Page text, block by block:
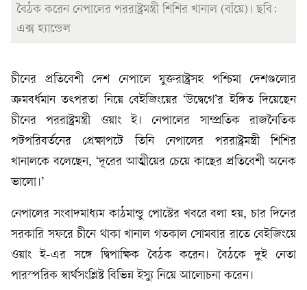
বৈঠক করেন নেপালের পররাষ্ট্রমন্ত্রী শিশির খানাল (বাঁয়ে)। ছবি:
এক্স হ্যান্ডেল
চীনের প্রতিবেশী দেশ নেপালে যুক্তরাষ্ট্রসহ পশ্চিমা দেশগুলোর
ক্রমবর্ধমান তৎপরতা নিয়ে বেইজিংয়ের ‘উদ্বেগে’র ইঙ্গিত দিয়েছেন
চীনের পররাষ্ট্রমন্ত্রী ওয়াং ই। নেপালের সাম্প্রতিক রাজনৈতিক
পটপরিবর্তনের প্রেক্ষাপটে তিনি নেপালের পররাষ্ট্রমন্ত্রী শিশির
খানালকে বলেছেন, ‘দূরের আত্মীয়ের চেয়ে কাছের প্রতিবেশী অনেক
ভালো।’
নেপালের সংবাদমাধ্যম কাঠমান্ডু পোস্টের খবরে বলা হয়, চার দিনের
সরকারি সফরে চীনে থাকা খানাল গতকাল সোমবার রাতে বেইজিংয়ে
ওয়াং ই-এর সঙ্গে দ্বিপাক্ষিক বৈঠক করেন। বৈঠকে দুই নেতা
পারস্পরিক স্বার্থসংশ্লিষ্ট বিভিন্ন ইস্যু নিয়ে আলোচনা করেন।